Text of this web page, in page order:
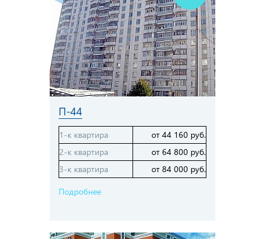
П-44
1-к квартира
от 44 160 руб.
2-к квартира
от 64 800 руб.
3-к квартира
от 84 000 руб.
Подробнее